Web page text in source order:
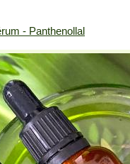
- Panthenollal